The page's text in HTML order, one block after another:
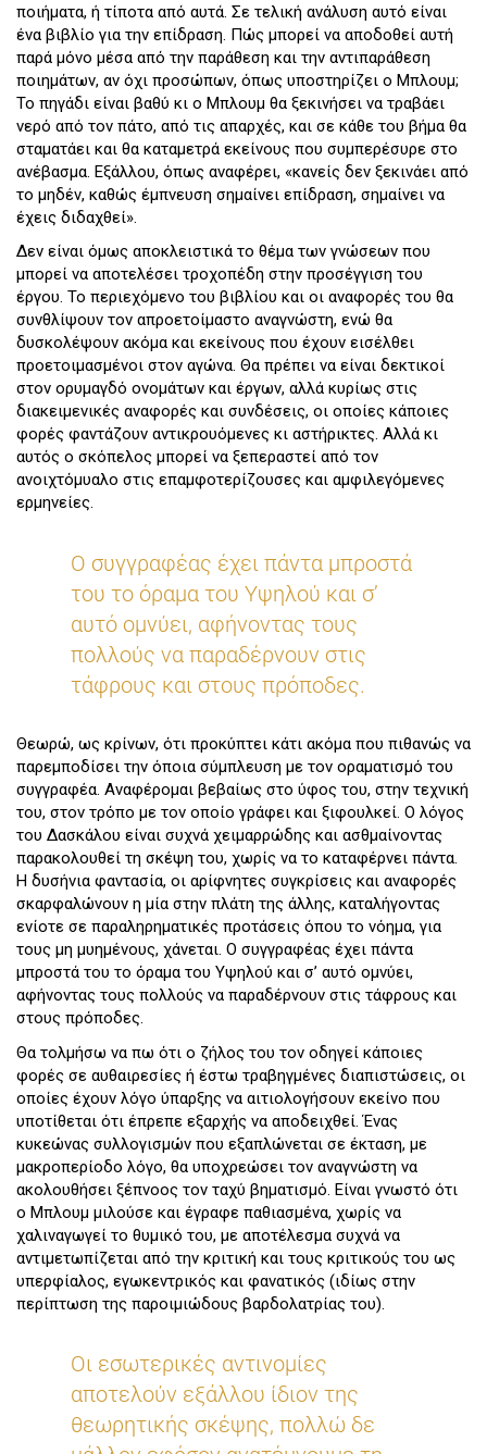
ποιήματα, ή τίποτα από αυτά. Σε τελική ανάλυση αυτό είναι
ένα βιβλίο για την επίδραση. Πώς μπορεί να αποδοθεί αυτή
παρά μόνο μέσα από την παράθεση και την αντιπαράθεση
ποιημάτων, αν όχι προσώπων, όπως υποστηρίζει ο Μπλουμ;
Το πηγάδι είναι βαθύ κι ο Μπλουμ θα ξεκινήσει να τραβάει
νερό από τον πάτο, από τις απαρχές, και σε κάθε του βήμα θα
σταματάει και θα καταμετρά εκείνους που συμπερέσυρε στο
ανέβασμα. Εξάλλου, όπως αναφέρει, «κανείς δεν ξεκινάει από
το μηδέν, καθώς έμπνευση σημαίνει επίδραση, σημαίνει να
έχεις διδαχθεί».
Δεν είναι όμως αποκλειστικά το θέμα των γνώσεων που
μπορεί να αποτελέσει τροχοπέδη στην προσέγγιση του
έργου. Το περιεχόμενο του βιβλίου και οι αναφορές του θα
συνθλίψουν τον απροετοίμαστο αναγνώστη, ενώ θα
δυσκολέψουν ακόμα και εκείνους που έχουν εισέλθει
προετοιμασμένοι στον αγώνα. Θα πρέπει να είναι δεκτικοί
στον ορυμαγδό ονομάτων και έργων, αλλά κυρίως στις
διακειμενικές αναφορές και συνδέσεις, οι οποίες κάποιες
φορές φαντάζουν αντικρουόμενες κι αστήρικτες. Αλλά κι
αυτός ο σκόπελος μπορεί να ξεπεραστεί από τον
ανοιχτόμυαλο στις επαμφοτερίζουσες και αμφιλεγόμενες
ερμηνείες.
Ο συγγραφέας έχει πάντα μπροστά
του το όραμα του Υψηλού και σ’
αυτό ομνύει, αφήνοντας τους
πολλούς να παραδέρνουν στις
τάφρους και στους πρόποδες.
Θεωρώ, ως κρίνων, ότι προκύπτει κάτι ακόμα που πιθανώς να
παρεμποδίσει την όποια σύμπλευση με τον οραματισμό του
συγγραφέα. Αναφέρομαι βεβαίως στο ύφος του, στην τεχνική
του, στον τρόπο με τον οποίο γράφει και ξιφουλκεί. Ο λόγος
του Δασκάλου είναι συχνά χειμαρρώδης και ασθμαίνοντας
παρακολουθεί τη σκέψη του, χωρίς να το καταφέρνει πάντα.
Η δυσήνια φαντασία, οι αρίφνητες συγκρίσεις και αναφορές
σκαρφαλώνουν η μία στην πλάτη της άλλης, καταλήγοντας
ενίοτε σε παραληρηματικές προτάσεις όπου το νόημα, για
τους μη μυημένους, χάνεται. Ο συγγραφέας έχει πάντα
μπροστά του το όραμα του Υψηλού και σ’ αυτό ομνύει,
αφήνοντας τους πολλούς να παραδέρνουν στις τάφρους και
στους πρόποδες.
Θα τολμήσω να πω ότι ο ζήλος του τον οδηγεί κάποιες
φορές σε αυθαιρεσίες ή έστω τραβηγμένες διαπιστώσεις, οι
οποίες έχουν λόγο ύπαρξης να αιτιολογήσουν εκείνο που
υποτίθεται ότι έπρεπε εξαρχής να αποδειχθεί. Ένας
κυκεώνας συλλογισμών που εξαπλώνεται σε έκταση, με
μακροπερίοδο λόγο, θα υποχρεώσει τον αναγνώστη να
ακολουθήσει ξέπνοος τον ταχύ βηματισμό. Είναι γνωστό ότι
ο Μπλουμ μιλούσε και έγραφε παθιασμένα, χωρίς να
χαλιναγωγεί το θυμικό του, με αποτέλεσμα συχνά να
αντιμετωπίζεται από την κριτική και τους κριτικούς του ως
υπερφίαλος, εγωκεντρικός και φανατικός (ιδίως στην
περίπτωση της παροιμιώδους βαρδολατρίας του).
Οι εσωτερικές αντινομίες
αποτελούν εξάλλου ίδιον της
θεωρητικής σκέψης, πολλώ δε